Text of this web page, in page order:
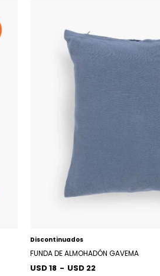
Discontinuados
FUNDA DE ALMOHADÓN GAVEMA
USD 18 - USD 22